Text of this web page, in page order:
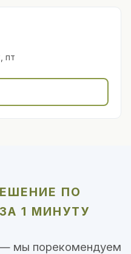
пт
ПО
1 МИНУТУ
— мы порекомендуем